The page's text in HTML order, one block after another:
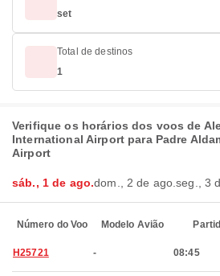
set
Total de destinos
1
Verifique os horários dos voos de
International Airport para Padre
Airport
sáb., 1 de ago.dom., 2 de ago.seg., 3
Número do Voo Modelo Avião
H25721 - 08:45